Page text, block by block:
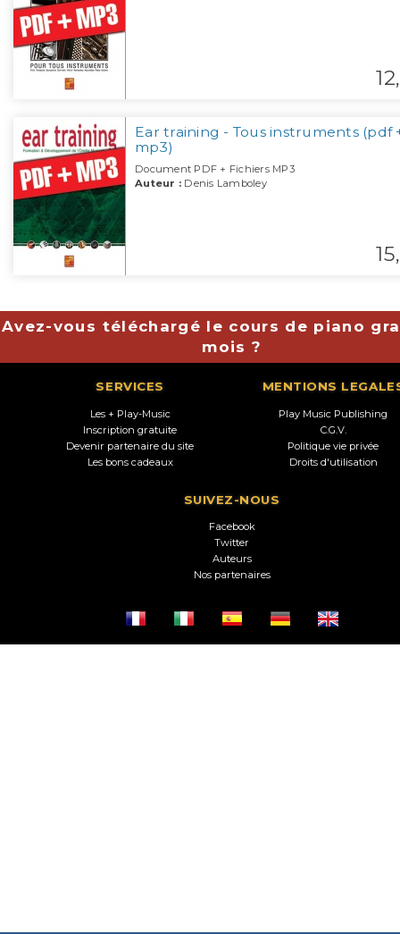
12,
Ear training - Tous instruments (pdf
mp3)
Document PDF + Fichiers MP3
Auteur : Denis Lamboley
15,
Avez-vous téléchargé le cours de piano
mois ?
SERVICES
Les + Play-Music
Inscription gratuite
Devenir partenaire du site
Les bons cadeaux
MENTIONS
Play Music Publishing
C.G.V.
Politique vie privée
Droits d'utilisation
SUIVEZ-NOUS
Facebook
Twitter
Auteurs
Nos partenaires